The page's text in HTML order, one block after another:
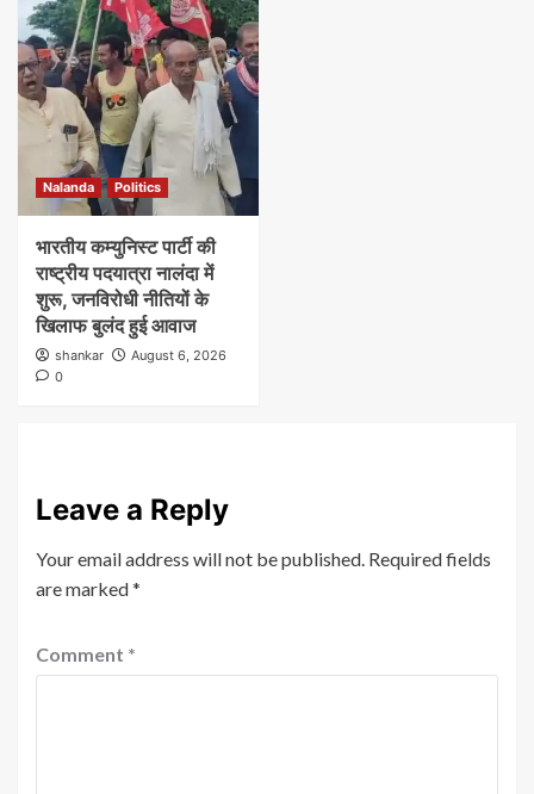
Nalanda Politics
भारतीय कम्युनिस्ट पार्टी की
राष्ट्रीय पदयात्रा नालंदा में
शुरू, जनविरोधी नीतियों के
खिलाफ बुलंद हुई आवाज
shankar
August 6, 2026
0
Leave a Reply
Your email address will not be published. Required fields
are marked*
Comment *